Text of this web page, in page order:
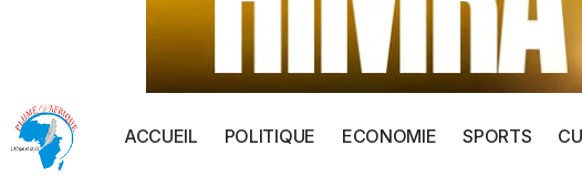
ACCUEIL POLITIQUE ECONOMIE SPORTS